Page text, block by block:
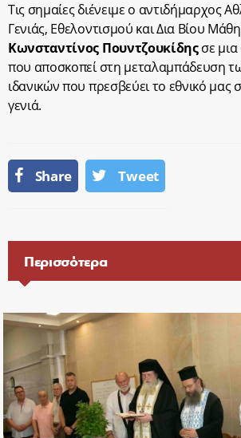
Τις σημαίες διένειμε ο αντιδήμαρχος
Γενιάς, Εθελοντισμού και Δια Βίου
Κωνσταντίνος Πουντζουκίδηςσε μια
που αποσκοπεί στη μεταλαμπάδευση
ιδανικών που πρεσβεύει το εθνικό
γενιά.
Share Tweet
Περισσότερα